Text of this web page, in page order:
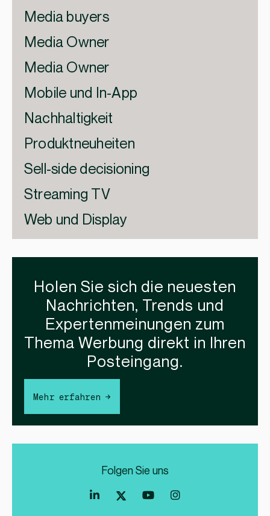
Media buyers
Media Owner
Media Owner
Mobile und In-App
Nachhaltigkeit
Produktneuheiten
Sell-side decisioning
Streaming TV
Web und Display
Holen Sie sich die neuesten
Nachrichten, Trends und
Expertenmeinungen zum
Thema Werbung direkt in Ihren
Posteingang.
Mehr erfahren →
Folgen Sie uns